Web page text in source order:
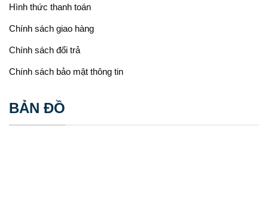
Hình thức thanh toán
Chính sách giao hàng
Chính sách đổi trả
Chính sách bảo mật thông tin
BẢN ĐỒ